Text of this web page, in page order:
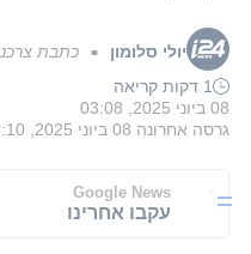
יולי סלומון ■ כתבת
1 דקות קריאה
08 ביוני 2025, 03:08
גרסה אחרונה 08 ביוני 2025, 03:10
Google News
עקבו אחרינו